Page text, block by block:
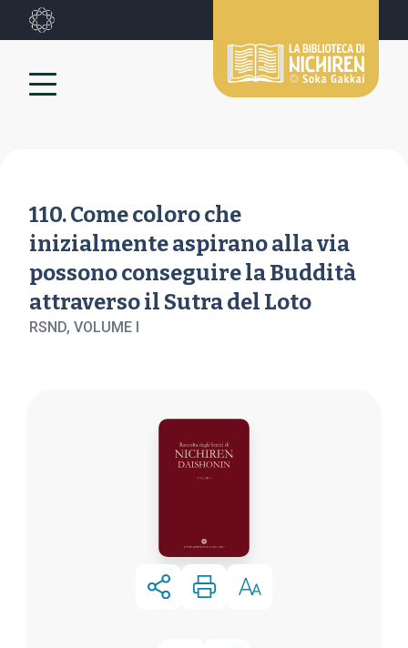
110. Come coloro che
inizialmente aspirano alla via
possono conseguire la Buddità
attraverso il Sutra del Loto
RSND, VOLUME I